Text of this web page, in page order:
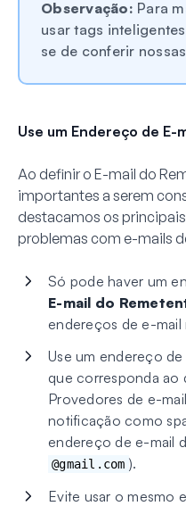
Observação: Para
usar tags
se de conferir nossas
Use um Endereço de E-
Ao definir o E-mail do
importantes a serem
destacamos os
problemas com e-mails
Só pode haver um
E-mail do
endereços de e-mail
Use um endereço
que corresponda ao
Provedores de e-
notificação como
endereço de e-mail
@gmail.com ).
Evite usar o mesmo